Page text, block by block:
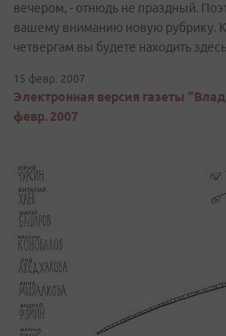
вечером, - отнюдь не праздный.
вашему вниманию новую рубрику.
четвергам вы будете находить
15 февр. 2007
Электронная версия газеты
февр. 2007